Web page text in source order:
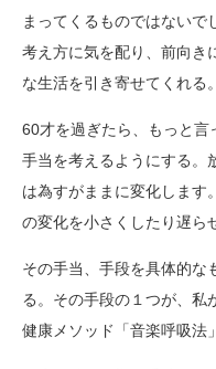
まってくるものではないで
考え方に気を配り、前向き
な生活を引き寄せてくれる。
60才を過ぎたら、もっと言
手当を考えるようにする。
は為すがままに変化します
の変化を小さくしたり遅ら
その手当、手段を具体的な
る。その手段の１つが、私
健康メソッド「音楽呼吸法